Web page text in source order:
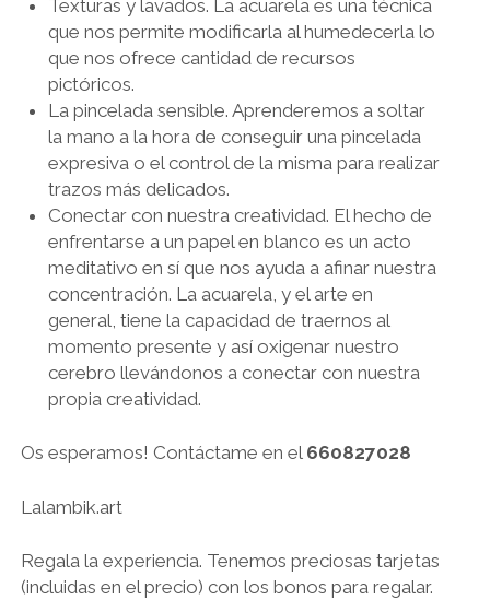
Texturas y lavados. La acuarela es una técnica
que nos permite modificarla al humedecerla lo
que nos ofrece cantidad de recursos
pictóricos.
La pincelada sensible. Aprenderemos a soltar
la mano a la hora de conseguir una pincelada
expresiva o el control de la misma para realizar
trazos más delicados.
Conectar con nuestra creatividad. El hecho de
enfrentarse a un papel en blanco es un acto
meditativo en sí que nos ayuda a afinar nuestra
concentración. La acuarela, y el arte en
general, tiene la capacidad de traernos al
momento presente y así oxigenar nuestro
cerebro llevándonos a conectar con nuestra
propia creatividad.
Os esperamos! Contáctame en el 660827028
Lalambik.art
Regala la experiencia. Tenemos preciosas tarjetas
(incluidas en el precio) con los bonos para regalar.